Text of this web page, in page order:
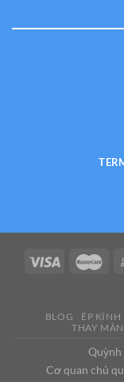
BLOG ÉP KÍNH
THAY
Quỳnh
Cơ quan chủ